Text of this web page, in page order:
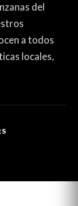
del
a todos
locales,